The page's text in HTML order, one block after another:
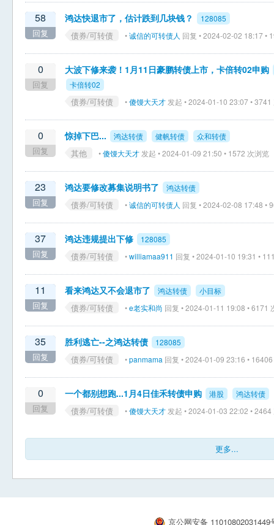
58
回复
鸿达快退市了，估计跌到几块钱？ 128085
债券/可转债 •诚信的可转债人 回复 • 2024-02-02 18:17 •
0
回复
大波下修来袭！1月11日豪鹏转债上市，卡倍转02申购
卡倍转02
债券/可转债 •傻馒大天才 发起 • 2024-01-10 23:07 • 3741
0
回复
惊掉下巴... 鸿达转债 健帆转债 众和转债
其他 •傻馒大天才 发起 • 2024-01-09 21:50 • 1572 次浏览
23
回复
鸿达要修改募集说明书了 鸿达转债
债券/可转债 •诚信的可转债人 回复 • 2024-02-08 17:48 •
37
回复
鸿达违规提出下修 128085
债券/可转债 •williamaa911 回复 • 2024-01-10 19:31 •
11
回复
看来鸿达又不会退市了 鸿达转债 小目标
债券/可转债 •e老实和尚 回复 • 2024-01-11 19:08 • 6171
35
回复
胜利逃亡--之鸿达转债 128085
债券/可转债 •panmama 回复 • 2024-01-09 23:16 •
0
回复
一个都别想跑...1月4日佳禾转债申购 港股 鸿达转债
债券/可转债 •傻馒大天才 发起 • 2024-01-03 22:02 • 2464
更多...
京公网安备